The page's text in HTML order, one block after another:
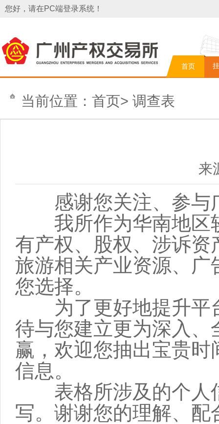
您好，请在PC端登录系统！
首页
当前位置： 首页> 调查表
来
感谢您关注、参与
我所作为华南地区
有产权、股权、涉诉
旅游相关产业资源、
您选择。
为了更好地提升平
待与您建立更为深入
赢，欢迎您抽出宝贵
信息。
表格所涉及的个人
写。谢谢您的理解、